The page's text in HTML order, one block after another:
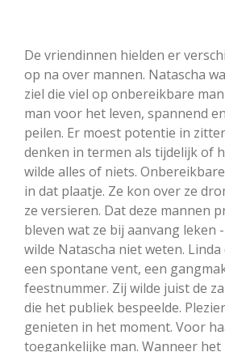
De vriendinnen hielden er
op na over mannen. Natascha
ziel die viel op onbereikbare
man voor het leven, spannend
peilen. Er moest potentie in
denken in termen als tijdelijk of
wilde alles of niets.
in dat plaatje. Ze kon over ze
ze versieren. Dat deze mannen
bleven wat ze bij aanvang leken
wilde Natascha niet weten.
een spontane vent, een
feestnummer. Zij wilde juist de
die het publiek bespeelde.
genieten in het moment. Voor
toegankelijke man. Wanneer